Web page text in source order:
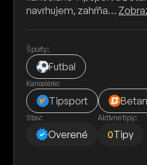
navrhujem, zahŕňa…
Športy:
Futbal
Kancelárie:
Tipsport
Stav:
Overené
Aktívne tipy:
0Tipy